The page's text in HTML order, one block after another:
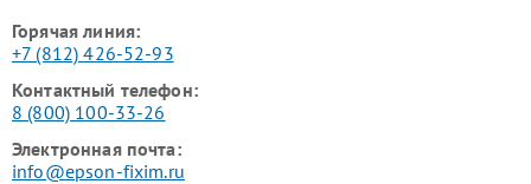
Горячая линия:
+7 (812) 426-52-93
Контактный телефон:
8 (800) 100-33-26
Электронная почта:
info@epson-fixim.ru